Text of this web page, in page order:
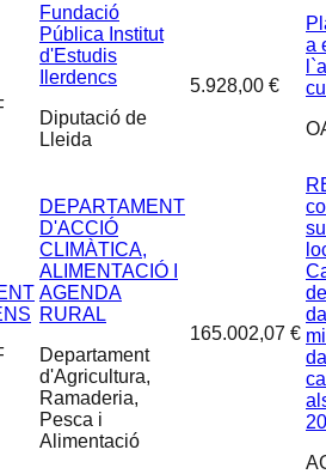
Fundació
Pública Institut
d'Estudis
Ilerdencs
Diputació de
Lleida
5.928,00 €
a
DEPARTAMENT
D'ACCIÓ
CLIMÀTICA,
ALIMENTACIÓ I
AGENDA
RURAL
Departament
d'Agricultura,
Ramaderia,
Pesca i
Alimentació
165.002,07 €